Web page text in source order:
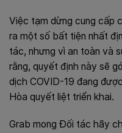
Việc tạm dừng cung cấp
ra một số bất tiện nhất
tác, nhưng vì an toàn và
rằng, quyết định này sẽ
dịch COVID-19 đang
Hòa quyết liệt triển khai.
Grab mong Đối tác hãy